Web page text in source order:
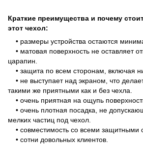
Краткие преимущества и почему
этот чехол:
• размеры устройства остаются
• матовая поверхность не оставляет
царапин.
• защита по всем сторонам, включая
• не выступает над экраном, что
такими же приятными как и без чехла.
• очень приятная на ощупь
• очень плотная посадка, не
мелких частиц под чехол.
• совместимость со всеми защитными
• сотни довольных клиентов.